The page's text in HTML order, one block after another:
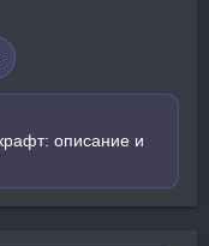
описание и